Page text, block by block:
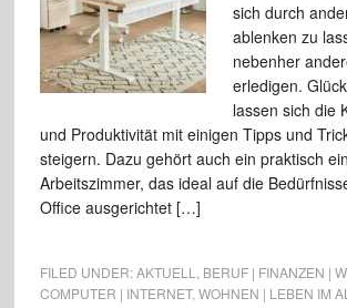
sich durch
ablenken zu
nebenher
erledigen.
lassen sich die
und Produktivität mit einigen Tipps und
steigern. Dazu gehört auch ein praktisch
Arbeitszimmer, das ideal auf die
Office ausgerichtet […]
FILED UNDER:AKTUELL BERUF | FINANZEN |
COMPUTER | INTERNET, WOHNEN | LEBEN IM